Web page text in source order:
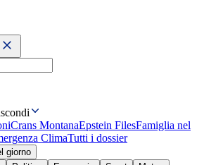
Crans MontanaEpstein FilesFamiglia nel
ClimaTutti i dossier
giorno